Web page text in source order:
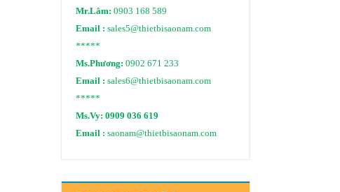
Mr.Lâm: 0903 168 589
Email : sales5@thietbisaonam.com
*****
Ms.Phương: 0902 671 233
Email : sales6@thietbisaonam.com
*****
Ms.Vy: 0909 036 619
Email : saonam@thietbisaonam.com